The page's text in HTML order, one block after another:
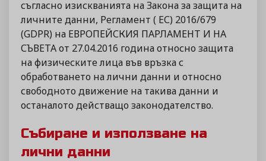
съгласно изискванията на Закона за защита на
личните данни, Регламент ( ЕС) 2016/679
(GDPR) на ЕВРОПЕЙСКИЯ ПАРЛАМЕНТ И НА
СЪВЕТА от 27.04.2016 година относно защита
на физическите лица във връзка с
обработването на лични данни и относно
свободното движение на такива данни и
останалото действащо законодателство.
Събиране и използване на
лични данни